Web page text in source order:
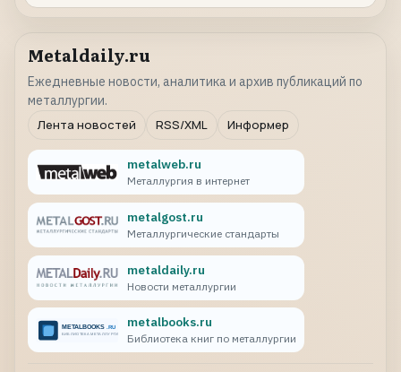
Metaldaily.ru
Ежедневные новости, аналитика и архив публикаций по
металлургии.
Лента новостей
RSS/XML Информер
metalweb.ru
Металлургия в интернет
metalgost.ru
Металлургические стандарты
metaldaily.ru
Новости металлургии
metalbooks.ru
Библиотека книг по металлургии